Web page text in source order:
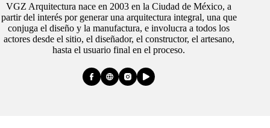
VGZ Arquitectura nace en 2003 en la Ciudad de México, a
partir del interés por generar una arquitectura integral, una que
conjuga el diseño y la manufactura, e involucra a todos los
actores desde el sitio, el diseñador, el constructor, el artesano,
hasta el usuario final en el proceso.